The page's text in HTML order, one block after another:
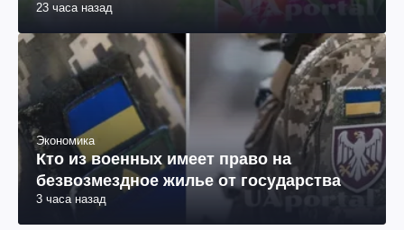
23 часа назад
Экономика
Кто из военных имеет право на
безвозмездное жилье от государства
3 часа назад